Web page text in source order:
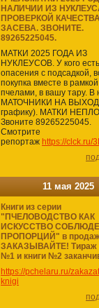
НАЛИЧИИ ИЗ
ПРОВЕРКОЙ КАЧЕСТВА
ЗАСЕВА. ЗВОНИТЕ.
89265225045.
МАТКИ 2025 ГОДА ИЗ
НУКЛЕУСОВ. У кого есть
опасения с подсадкой,
покупка вместе в
пчелами, в вашу тару. В
МАТОЧНИКИ НА
графику). МАТКИ
Звоните 89265225045.
Смотрите
репортаж https://clck.ru/
11 мая 2025
Книги из серии
"ПЧЕЛОВОДСТВО КАК
ИСКУССТВО
ПРОПОРЦИЙ" в
ЗАКАЗЫВАЙТЕ! Тираж
№1 и книги №2
https://pchelaru.ru/
knigi